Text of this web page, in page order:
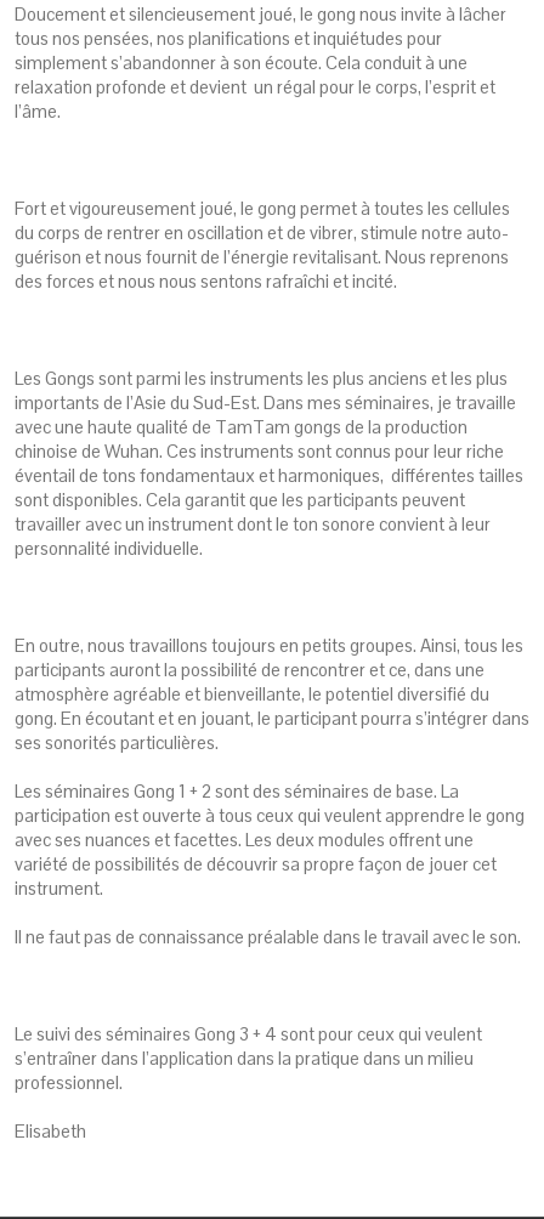
Doucement et silencieusement joué, le gong nous invite à lâcher
tous nos pensées, nos planifications et inquiétudes pour
simplement s’abandonner à son écoute. Cela conduit à une
relaxation profonde et devient un régal pour le corps, l’esprit et
l’âme.
Fort et vigoureusement joué, le gong permet à toutes les cellules
du corps de rentrer en oscillation et de vibrer, stimule notre auto-
guérison et nous fournit de l’énergie revitalisant. Nous reprenons
des forces et nous nous sentons rafraîchi et incité.
Les Gongs sont parmi les instruments les plus anciens et les plus
importants de l’Asie du Sud-Est. Dans mes séminaires, je travaille
avec une haute qualité de TamTam gongs de la production
chinoise de Wuhan. Ces instruments sont connus pour leur riche
éventail de tons fondamentaux et harmoniques, différentes tailles
sont disponibles. Cela garantit que les participants peuvent
travailler avec un instrument dont le ton sonore convient à leur
personnalité individuelle.
En outre, nous travaillons toujours en petits groupes. Ainsi, tous les
participants auront la possibilité de rencontrer et ce, dans une
atmosphère agréable et bienveillante, le potentiel diversifié du
gong. En écoutant et en jouant, le participant pourra s’intégrer dans
ses sonorités particulières.
Les séminaires Gong 1 + 2 sont des séminaires de base. La
participation est ouverte à tous ceux qui veulent apprendre le gong
avec ses nuances et facettes. Les deux modules offrent une
variété de possibilités de découvrir sa propre façon de jouer cet
instrument.
Il ne faut pas de connaissance préalable dans le travail avec le son.
Le suivi des séminaires Gong 3 + 4 sont pour ceux qui veulent
s’entraîner dans l’application dans la pratique dans un milieu
professionnel.
Elisabeth